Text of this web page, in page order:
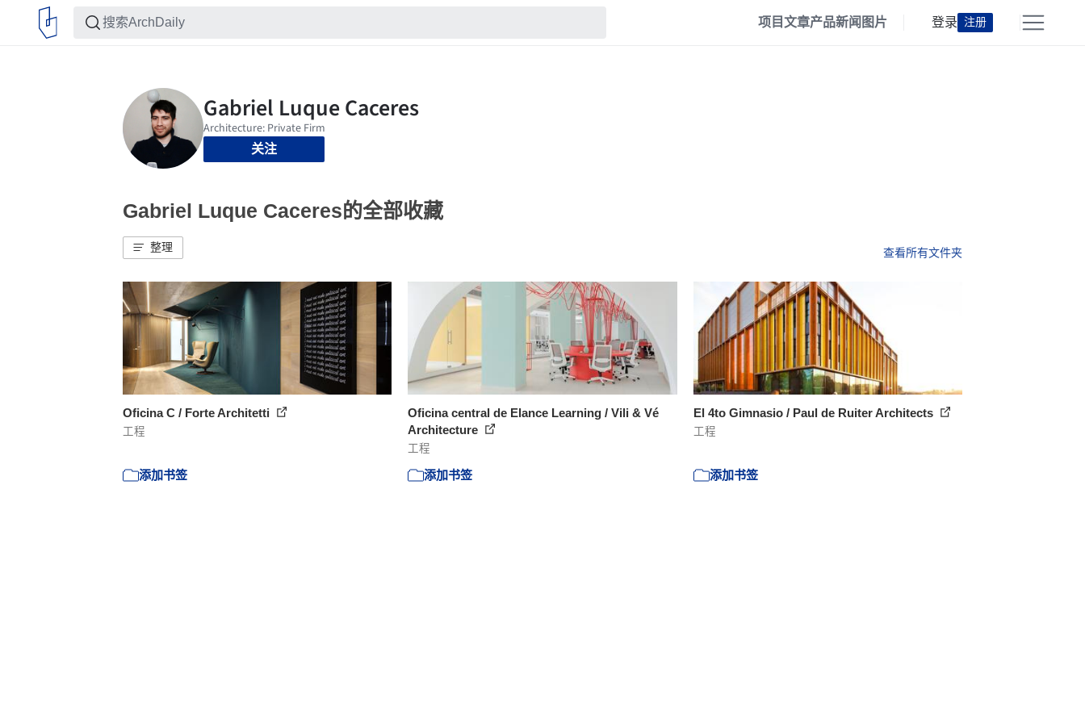
项目文章产品新闻 图片 登录 注册
关注
Gabriel Luque Caceres的全部收藏
整理 查看所有文件夹
Oficina C / Forte Architetti
工程
添加书签
Oficina central de Elance Learning / Vili & Vé
Architecture
工程
添加书签
El 4to Gimnasio / Paul de Ruiter Architects
工程
添加书签